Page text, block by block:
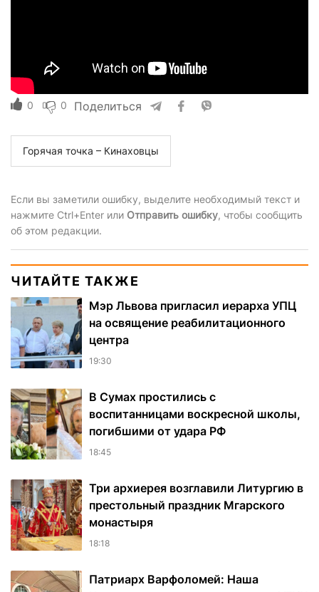
0 0 Поделиться
Горячая точка – Кинаховцы
Если вы заметили ошибку, выделите необходимый текст и
нажмите Ctrl+Enter или Отправить ошибку, чтобы сообщить
об этом редакции.
ЧИТАЙТЕ ТАКЖЕ
Мэр Львова пригласил иерарха УПЦ
на освящение реабилитационного
центра
19:30
В Сумах простились с
воспитанницами воскресной школы,
погибшими от удара РФ
18:45
Три архиерея возглавили Литургию в
престольный праздник Мгарского
монастыря
18:18
Патриарх Варфоломей: Наша